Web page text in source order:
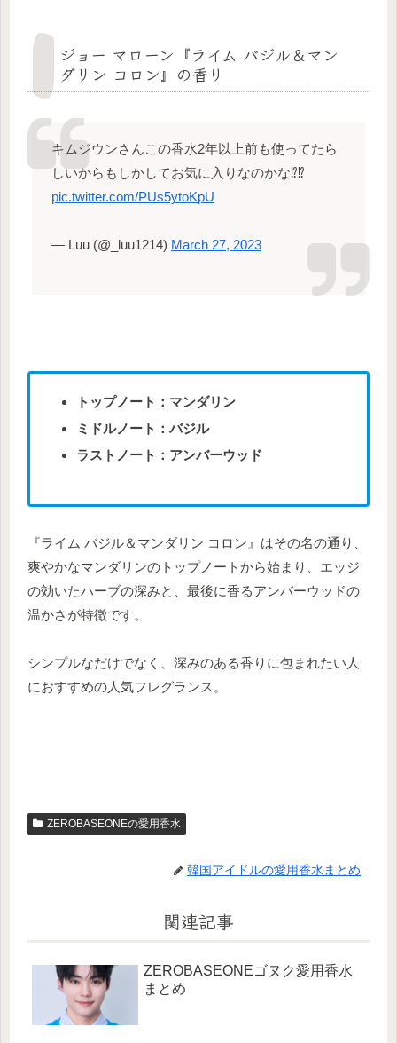
ジョー マローン『ライム バジル＆マン
ダリン コロン』の香り
キムジウンさんこの香水2年以上前も使ってたら
しいからもしかしてお気に入りなのかな⁉️⁉️
pic.twitter.com/PUs5ytoKpU
— Luu (@_luu1214) March 27, 2023
トップノート：マンダリン
ミドルノート：バジル
ラストノート：アンバーウッド
『ライム バジル＆マンダリン コロン』はその名の通り、
爽やかなマンダリンのトップノートから始まり、エッジ
の効いたハーブの深みと、最後に香るアンバーウッドの
温かさが特徴です。
シンプルなだけでなく、深みのある香りに包まれたい人
におすすめの人気フレグランス。
ZEROBASEONEの愛用香水
韓国アイドルの愛用香水まとめ
関連記事
ZEROBASEONEゴヌク愛用香水
まとめ